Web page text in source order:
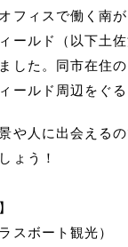
フィスで働く南
ールド（以下土
した。同市在住
ールド周辺をぐる
や人に出会える
ょう！
スボート観光）